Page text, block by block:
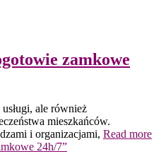
zamkowe
ale również
mieszkańców.
i organizacjami, Read more
24h/7”